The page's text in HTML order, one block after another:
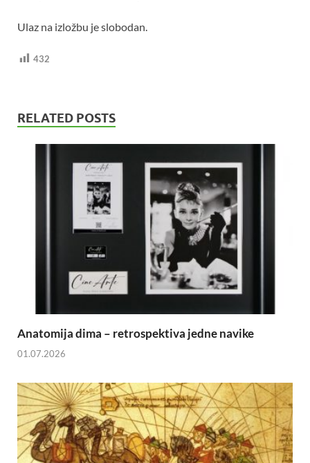
Ulaz na izložbu je slobodan.
432
RELATED POSTS
Anatomija dima – retrospektiva jedne navike
01.07.2026